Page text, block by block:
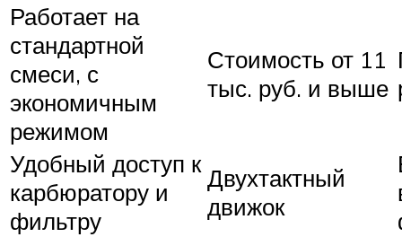
Работает на
стандартной
смеси, с
экономичным
режимом
Стоимость от 11
тыс. руб. и выше
Удобный доступ к
карбюратору и
фильтру
Двухтактный
движок